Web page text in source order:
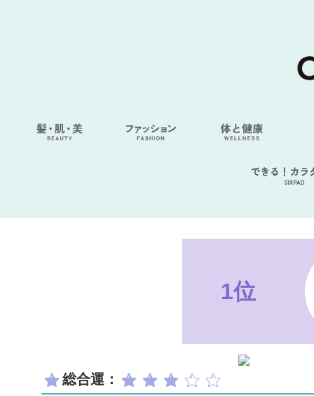
できる！カラ
SIXPAD
1位
総合運：